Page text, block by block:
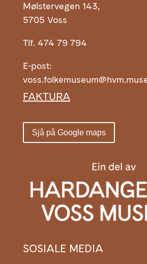
Mølstervegen 143,
5705 Voss
Tlf. 474 79 794
E-post:
FAKTURA
Sjå på Google maps
SOSIALE MEDIA